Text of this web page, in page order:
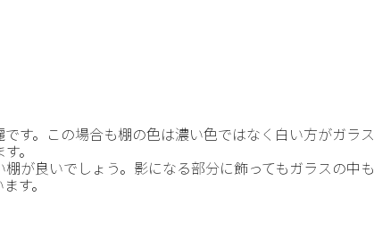
す。この場合も棚の色は濃い色ではなく白い方がガラス
。
が良いでしょう。影になる部分に飾ってもガラスの中も
す。